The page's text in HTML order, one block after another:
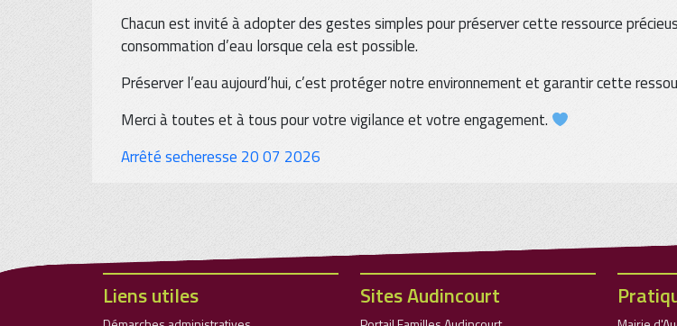
Chacun est invité à adopter des gestes simples pour préserver cette ressource
consommation d’eau lorsque cela est possible.
Préserver l’eau aujourd’hui, c’est protéger notre environnement et garantir cette
Merci à toutes et à tous pour votre vigilance et votre engagement.
Arrêté secheresse 20 07 2026
Liens utiles Sites Audincourt